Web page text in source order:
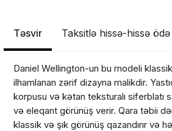
Təsvir Taksitlə hissə-hissə ödə
Daniel Wellington-un bu modeli
ilhamlanan zərif dizayna malikdir.
korpusu və kətan teksturalı siferblatı
və eleqant görünüş verir. Qara təbii
klassik və şık görünüş qazandırır və